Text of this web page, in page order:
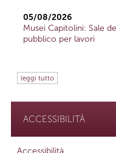
05/08/2026
Musei Capitolini: Sale
pubblico per lavori
leggi tutto
ACCESSIBILITÀ
Accessibilità